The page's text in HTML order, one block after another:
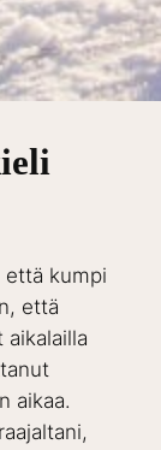
että kumpi
että
aikaa.